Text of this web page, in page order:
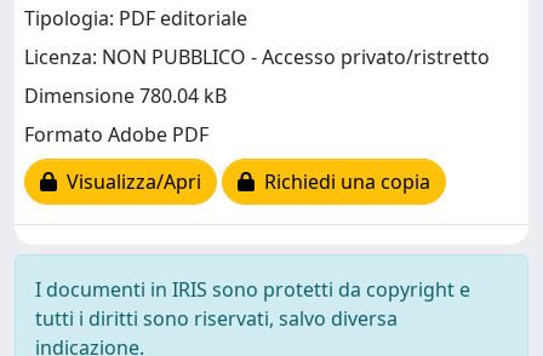
Tipologia: PDF editoriale
Licenza: NON PUBBLICO - Accesso privato/ristretto
Dimensione 780.04 kB
Formato Adobe PDF
Visualizza/Apri
Richiedi una copia
I documenti in IRIS sono protetti da copyright e
tutti i diritti sono riservati, salvo diversa
indicazione.